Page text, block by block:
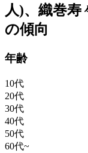
人)、織巻
の傾向
年齢
10代
20代
30代
40代
50代
60代~